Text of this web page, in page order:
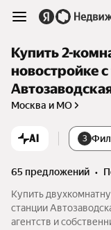
Купить 2-
новостройке
Москва и МО
AI 3
65 предложений •
Купить
станции
агентств и